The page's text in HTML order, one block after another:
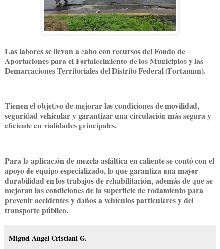
Las labores se llevan a cabo con recursos del Fondo de
Aportaciones para el Fortalecimiento de los Municipios y las
Demarcaciones Territoriales del Distrito Federal (Fortamun).
Tienen el objetivo de mejorar las condiciones de movilidad,
seguridad vehicular y garantizar una circulación más segura y
eficiente en vialidades principales.
Para la aplicación de mezcla asfáltica en caliente se contó con el
apoyo de equipo especializado, lo que garantiza una mayor
durabilidad en los trabajos de rehabilitación, además de que se
mejoran las condiciones de la superficie de rodamiento para
prevenir accidentes y daños a vehículos particulares y del
transporte público.
Miguel Angel Cristiani G.